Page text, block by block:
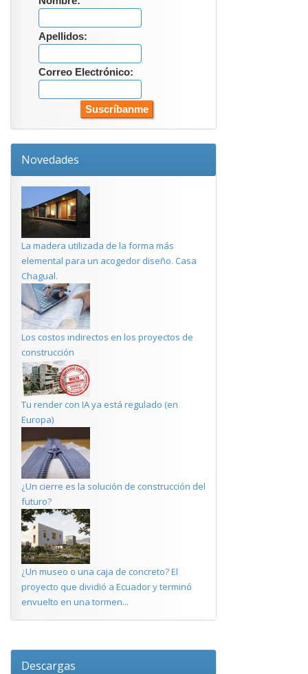
Apellidos:
Correo Electrónico:
Novedades
La madera utilizada de la forma más
elemental para un acogedor diseño. Casa
Chagual.
Los costos indirectos en los proyectos de
construcción
Tu render con IA ya está regulado (en
Europa)
¿Un cierre es la solución de construcción del
futuro?
¿Un museo o una caja de concreto? El
proyecto que dividió a Ecuador y terminó
envuelto en una tormen...
Descargas